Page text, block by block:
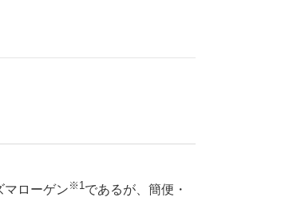
マローゲン ※1 であるが、簡便・